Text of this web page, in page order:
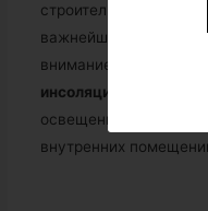
строительные термины
важнейших вопросов,
внимание жителю
инсоляция
освещенности
внутренних